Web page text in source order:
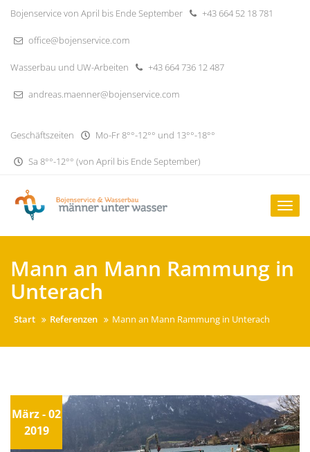
Bojenservice von April bis Ende September +43 664 52 18 781
office@bojenservice.com
Wasserbau und UW-Arbeiten +43 664 736 12 487
andreas.maenner@bojenservice.com
Geschäftszeiten Mo-Fr 8°°-12°° und 13°°-18°°
Sa 8°°-12°° (von April bis Ende September)
Mann an Mann Rammung in
Unterach
Start Referenzen Mann an Mann Rammung in Unterach
März - 02
2019